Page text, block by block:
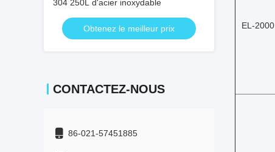
304 250L d'acier inoxydable
Obtenez le meilleur prix
CONTACTEZ-NOUS
86-021-57451885
EL-2000